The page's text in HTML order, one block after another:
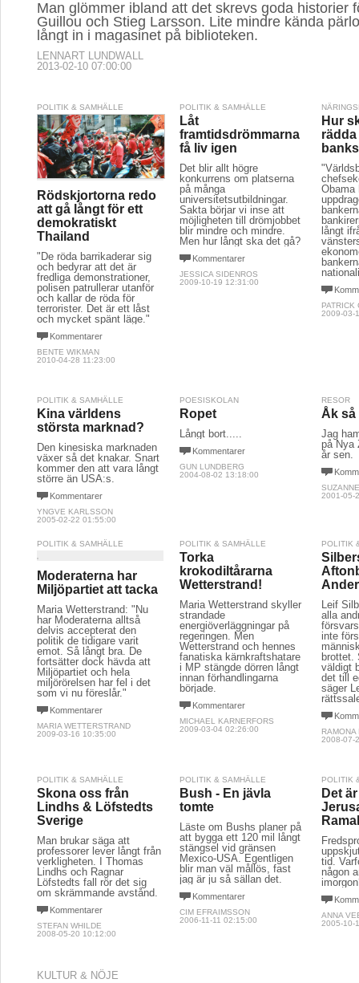
Man glömmer ibland att det skrevs goda historier
Guillou och Stieg Larsson. Lite mindre kända
långt in i magasinet på biblioteken.
LENNART LUNDWALL
2013-02-10 07:00:00
POLITIK & SAMHÄLLE
Rödskjortorna redo
att gå långt för ett
demokratiskt
Thailand
"De röda barrikaderar sig
och bedyrar att det är
fredliga demonstrationer,
polisen patrullerar utanför
och kallar de röda för
terrorister. Det är ett låst
och mycket spänt läge."
Kommentarer
BENTE WIKMAN
2010-04-28 11:23:00
POLITIK & SAMHÄLLE
Låt
framtidsdrömmarna
få liv igen
Det blir allt högre
konkurrens om platserna
på många
universitetsutbildningar.
Sakta börjar vi inse att
möjligheten till drömjobbet
blir mindre och mindre.
Men hur långt ska det gå?
Kommentarer
JESSICA SIDENROS
2009-10-19 12:31:00
Hur
rädda
Obama
långt
PATRICK
2009-03-
POLITIK & SAMHÄLLE
Kina världens
största marknad?
Den kinesiska marknaden
växer så det knakar. Snart
kommer den att vara långt
större än USA:s.
Kommentarer
YNGVE KARLSSON
2005-02-22 01:55:00
POESISKOLAN
Ropet
Långt bort.....
Kommentarer
GUN LUNDBERG
2004-08-02 13:18:00
RESOR
Åk
Jag
på Nya
år sen.
2001-05-
POLITIK & SAMHÄLLE
Moderaterna har
Miljöpartiet att tacka
Maria Wetterstrand: "Nu
har Moderaterna alltså
delvis accepterat den
politik de tidigare varit
emot. Så långt bra. De
fortsätter dock hävda att
Miljöpartiet och hela
miljörörelsen har fel i det
som vi nu föreslår."
Kommentarer
MARIA WETTERSTRAND
2009-03-16 10:35:00
POLITIK & SAMHÄLLE
Torka
krokodiltårarna
Wetterstrand!
Maria Wetterstrand skyller
strandade
energiöverläggningar på
regeringen. Men
Wetterstrand och hennes
fanatiska kärnkraftshatare
i MP stängde dörren långt
innan förhandlingarna
började.
Kommentarer
MICHAEL KARNERFORS
2009-03-04 02:26:00
POLITIK
Leif
alla
inte
brottet.
väldigt
det till
säger
RAMONA
2008-07-
POLITIK & SAMHÄLLE
Skona oss från
Lindhs & Löfstedts
Sverige
Man brukar säga att
professorer lever långt från
verkligheten. I Thomas
Lindhs och Ragnar
Löfstedts fall rör det sig
om skrämmande avstånd.
Kommentarer
STEFAN WHILDE
2008-05-20 10:12:00
POLITIK & SAMHÄLLE
Bush - En jävla
tomte
Läste om Bushs planer på
att bygga ett 120 mil långt
stängsel vid gränsen
Mexico-USA. Egentligen
blir man väl mållös, fast
jag är ju så sällan det.
Kommentarer
CIM EFRAIMSSON
2006-11-11 02:15:00
POLITIK
Det
tid.
någon
ANNA
2005-10-
KULTUR & NÖJE